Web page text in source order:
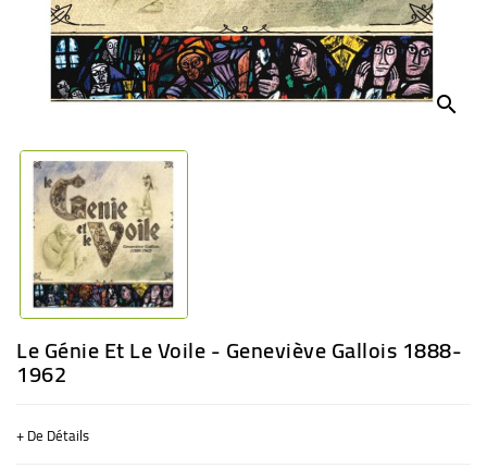
CULTUREL
search
Le Génie Et Le Voile - Geneviève Gallois 1888-
1962
+ De Détails